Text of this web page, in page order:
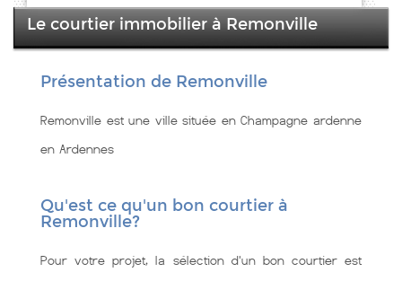
Le courtier immobilier à Remonville
Présentation de Remonville
Remonville est une ville située en Champagne ardenne
en Ardennes
Qu'est ce qu'un bon courtier à
Remonville?
Pour votre projet, la sélection d'un bon courtier est